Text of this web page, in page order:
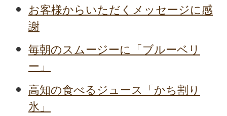
お客様からいただくメッセージに感
謝
毎朝のスムージーに「ブルーベリ
ー」
高知の食べるジュース「かち割り
氷」